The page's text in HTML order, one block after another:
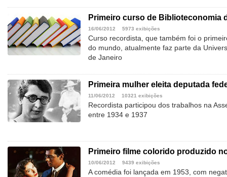
Primeiro curso de Biblioteconomia
16/06/2012 5973 exibições
Curso recordista, que também foi o
do mundo, atualmente faz parte da
de Janeiro
Primeira mulher eleita deputada
11/06/2012 10321 exibições
Recordista participou dos trabalhos na
entre 1934 e 1937
Primeiro filme colorido produzido
10/06/2012 9439 exibições
A comédia foi lançada em 1953, com